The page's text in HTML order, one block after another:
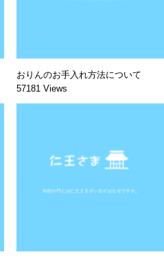
おりんのお手入れ方法について
57181 Views